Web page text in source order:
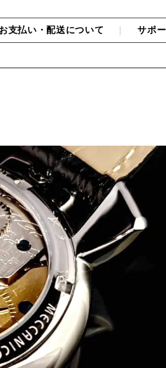
お支払い・配送について ｜サポ